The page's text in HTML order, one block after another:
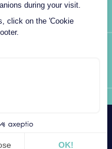
?
sa propre grille
à l’adresse email